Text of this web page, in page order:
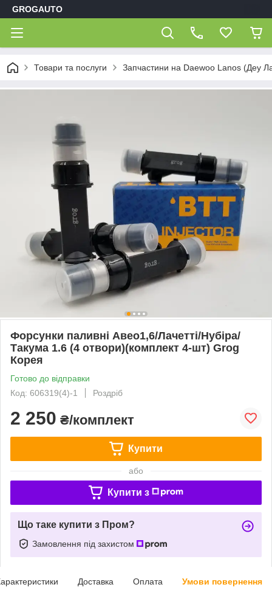
GROGAUTO
Товари та послуги Запчастини на Daewoo Lanos (Деу
Форсунки паливні Авео1,6/Лачетті/Нубіра/
Такума 1.6 (4 отвори)(комплект 4-шт) Grog
Корея
Готово до відправки
Код: 606319(4)-1
Роздріб
2 250 ₴/комплект
Купити
або
Купити з
Що таке купити з Пром?
Замовлення під захистом
Доставка Оплата Умови повернення